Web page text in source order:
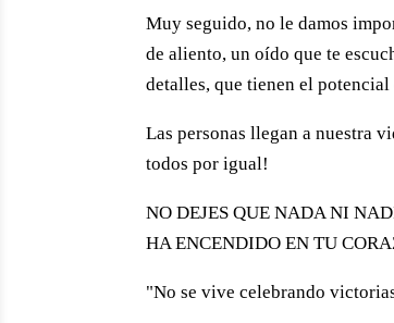
Muy seguido, no le damos
de aliento, un oído que te
detalles, que tienen el
Las personas llegan a nuestra
todos por igual!
NO DEJES QUE NADA NI
HA ENCENDIDO EN TU
"No se vive celebrando